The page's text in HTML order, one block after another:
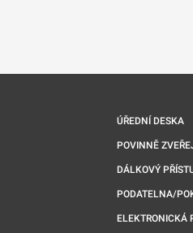
ÚŘEDNÍ DESKA
POVINNĚ
DÁLKOVÝ
PODATELNA/
ELEKTRONICKÁ